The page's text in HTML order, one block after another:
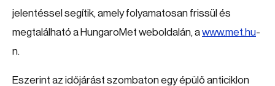
jelentéssel segítik, amely folyamatosan frissül és
megtalálható a HungaroMet weboldalán, awww.met.hu-
n.
Eszerint az időjárást szombaton egy épülő anticiklon